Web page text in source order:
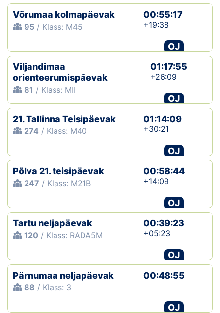
Võrumaa kolmapäevak
95 / Klass: M45
00:55:17
+19:38
OJ
Viljandimaa
orienteerumispäevak
81 / Klass: MII
01:17:55
+26:09
OJ
21. Tallinna Teisipäevak
274 / Klass: M40
01:14:09
+30:21
OJ
Põlva 21. teisipäevak
247 / Klass: M21B
00:58:44
+14:09
OJ
Tartu neljapäevak
120 / Klass: RADA5M
00:39:23
+05:23
OJ
Pärnumaa neljapäevak
88 / Klass: 3
00:48:55
OJ